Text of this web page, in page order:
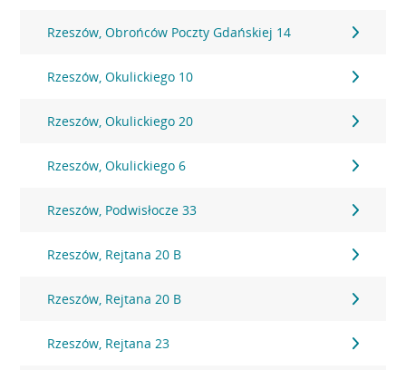
Rzeszów, Obrońców Poczty Gdańskiej 14
Rzeszów, Okulickiego 10
Rzeszów, Okulickiego 20
Rzeszów, Okulickiego 6
Rzeszów, Podwisłocze 33
Rzeszów, Rejtana 20 B
Rzeszów, Rejtana 20 B
Rzeszów, Rejtana 23